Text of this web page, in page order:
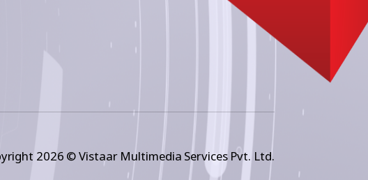
2026 © Vistaar Multimedia Services Pvt. Ltd.